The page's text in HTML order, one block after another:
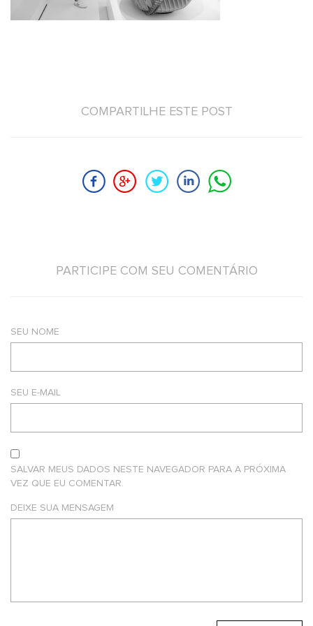
COMPARTILHE ESTE POST
PARTICIPE COM SEU COMENTÁRIO
SEU NOME
SEU E-MAIL
SALVAR MEUS DADOS NESTE NAVEGADOR PARA A PRÓXIMA
VEZ QUE EU COMENTAR.
DEIXE SUA MENSAGEM